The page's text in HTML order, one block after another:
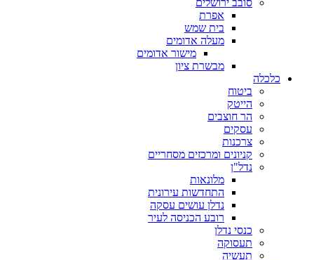
סובב ירושלים
אפרת
בית שמש
מעלה אדומים
מישור אדומים
מבשרת ציון
כלכלה
ביטוח
הייטק
הר חוצבים
עסקים
צרכנות
קניונים ומרכזים מסחריים
נדל"ן
מלונאות
התחדשות עירונית
נדלן עושים עסקה
רובע הכניסה לעיר
כנסי נדלן
תעסוקה
תעשיה